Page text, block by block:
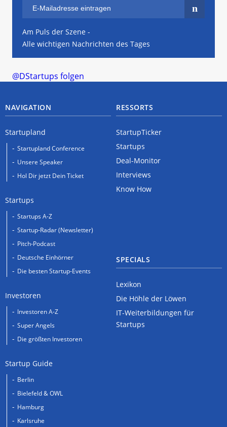
Am Puls der Szene -
Alle wichtigen Nachrichten des Tages
@DStartups folgen
NAVIGATION
Startupland
Startupland Conference
Unsere Speaker
Hol Dir jetzt Dein Ticket
Startups
Startups A-Z
Startup-Radar (Newsletter)
Pitch-Podcast
Deutsche Einhörner
Die besten Startup-Events
Investoren
Investoren A-Z
Super Angels
Die größten Investoren
Startup Guide
Berlin
Bielefeld & OWL
Hamburg
Karlsruhe
RESSORTS
StartupTicker
Startups
Deal-Monitor
Interviews
Know How
SPECIALS
Lexikon
Die Höhle der Löwen
IT-Weiterbildungen für
Startups